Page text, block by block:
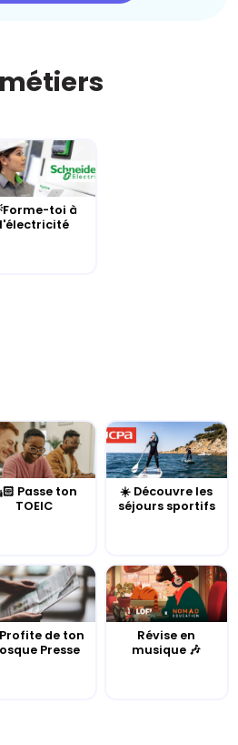
toi à
l'électricité
Passe ton
TOEIC
☀️ Découvre les
séjours sportifs
de ton
Presse
Révise en
musique 🎶